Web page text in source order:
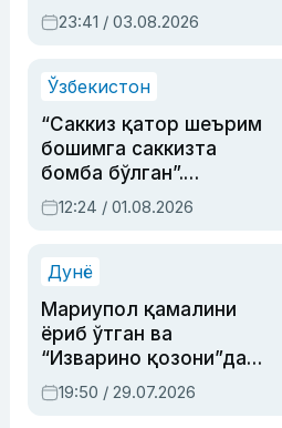
содир этган аёлга суд
ҳукми ўқилди
23:41 / 03.08.2026
Ўзбекистон
“Саккиз қатор шеърим
бошимга саккизта
бомба бўлган”.
Абдулла Ориповни
сиёсий айбловлардан
12:24 / 01.08.2026
Дунё
Мариупол қамалини
ёриб ўтган ва
“Изварино қозони”дан
чиққан қаҳрамон —
Украина армияси бош
19:50 / 29.07.2026